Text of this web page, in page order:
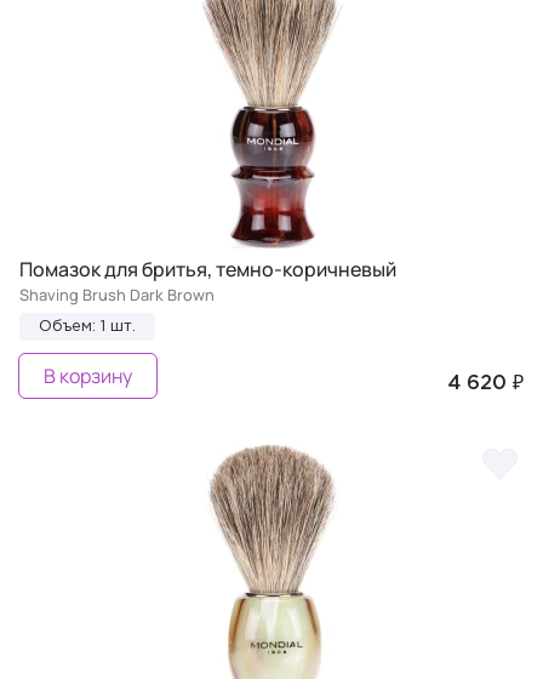
Помазок для бритья, темно-коричневый
Shaving Brush Dark Brown
Объем: 1 шт.
4 620 ₽
В корзину